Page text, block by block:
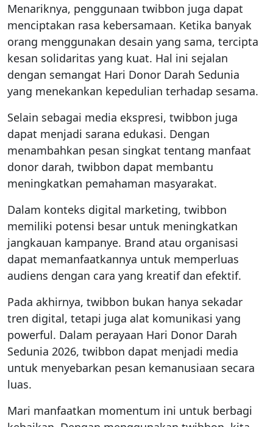
Menariknya, penggunaan twibbon juga dapat
menciptakan rasa kebersamaan. Ketika banyak
orang menggunakan desain yang sama, tercipta
kesan solidaritas yang kuat. Hal ini sejalan
dengan semangat Hari Donor Darah Sedunia
yang menekankan kepedulian terhadap sesama.
Selain sebagai media ekspresi, twibbon juga
dapat menjadi sarana edukasi. Dengan
menambahkan pesan singkat tentang manfaat
donor darah, twibbon dapat membantu
meningkatkan pemahaman masyarakat.
Dalam konteks digital marketing, twibbon
memiliki potensi besar untuk meningkatkan
jangkauan kampanye. Brand atau organisasi
dapat memanfaatkannya untuk memperluas
audiens dengan cara yang kreatif dan efektif.
Pada akhirnya, twibbon bukan hanya sekadar
tren digital, tetapi juga alat komunikasi yang
powerful. Dalam perayaan Hari Donor Darah
Sedunia 2026, twibbon dapat menjadi media
untuk menyebarkan pesan kemanusiaan secara
luas.
Mari manfaatkan momentum ini untuk berbagi